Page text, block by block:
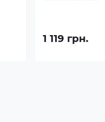
1 119 грн.